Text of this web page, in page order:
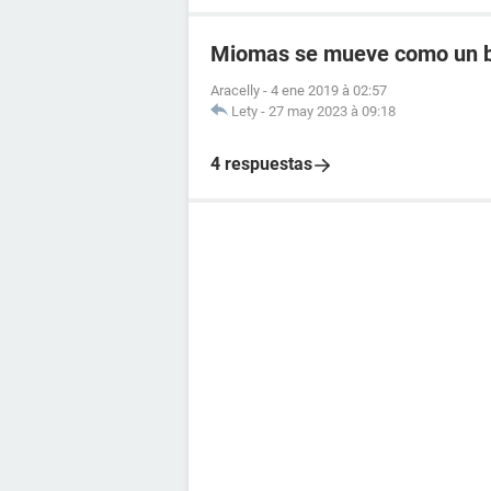
Miomas se mueve como un
Aracelly - 4 ene 2019 à 02:57
Lety - 27 may 2023 à 09:18
4 respuestas